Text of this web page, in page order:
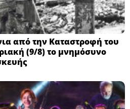
από την Καταστροφή του
(9/8) το μνημόσυνο